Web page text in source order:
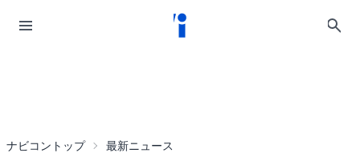
ナビコントップ 最新ニュース